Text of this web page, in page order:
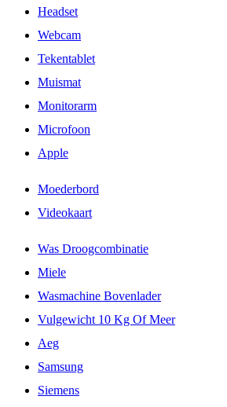
Headset
Webcam
Tekentablet
Muismat
Monitorarm
Microfoon
Apple
Moederbord
Videokaart
Was Droogcombinatie
Miele
Wasmachine Bovenlader
Vulgewicht 10 Kg Of Meer
Aeg
Samsung
Siemens